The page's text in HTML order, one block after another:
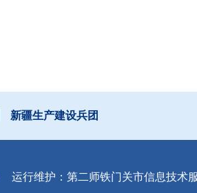
新疆生产建设兵团
运行维护：第二师铁门关市信息技术